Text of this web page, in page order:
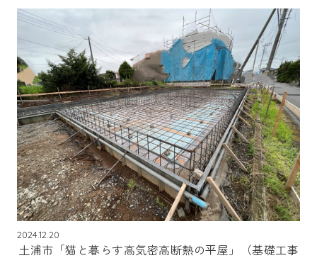
2024.12.20
土浦市「猫と暮らす高気密高断熱の平屋」（基礎工事